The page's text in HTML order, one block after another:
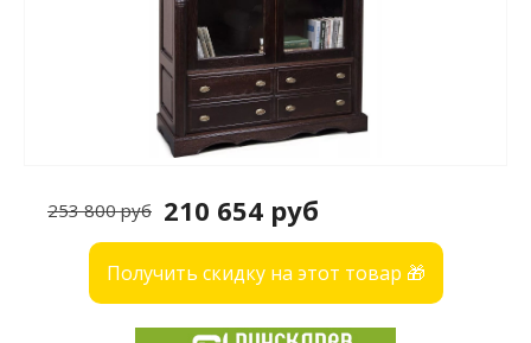
210 654 руб
253 800 руб
Получить скидку на этот товар 🎁